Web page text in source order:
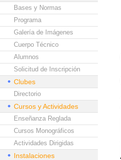
Bases y Normas
Programa
Galería de Imágenes
Cuerpo Técnico
Alumnos
Solicitud de Inscripción
Clubes
Directorio
Cursos y Actividades
Enseñanza Reglada
Cursos Monográficos
Actividades Dirigidas
Instalaciones